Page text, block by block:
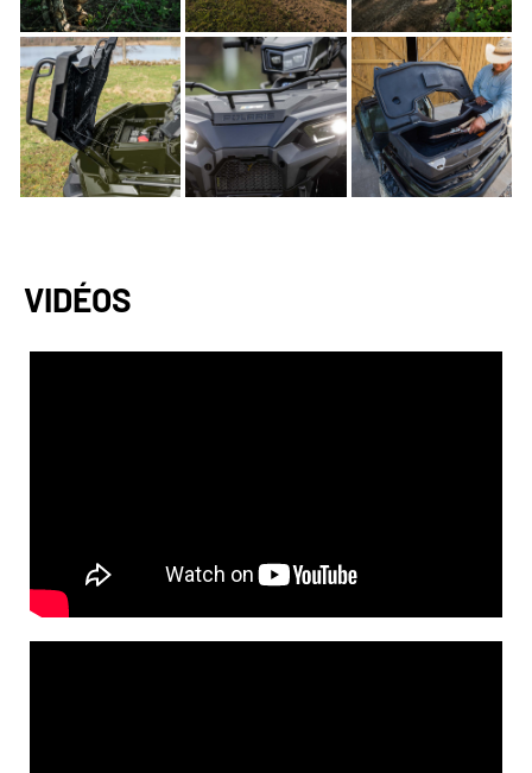
VIDÉOS